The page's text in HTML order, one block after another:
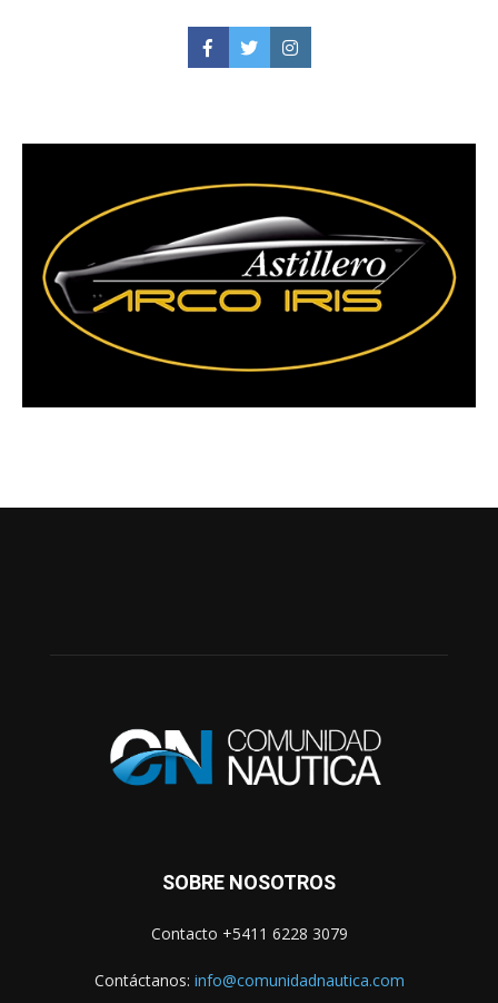
FacebookTwitterInstagram
SOBRE NOSOTROS
Contacto +5411 6228 3079
Contáctanos: info@comunidadnautica.com